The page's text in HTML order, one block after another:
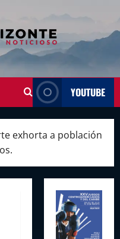
YOUTUBE
exhorta a población